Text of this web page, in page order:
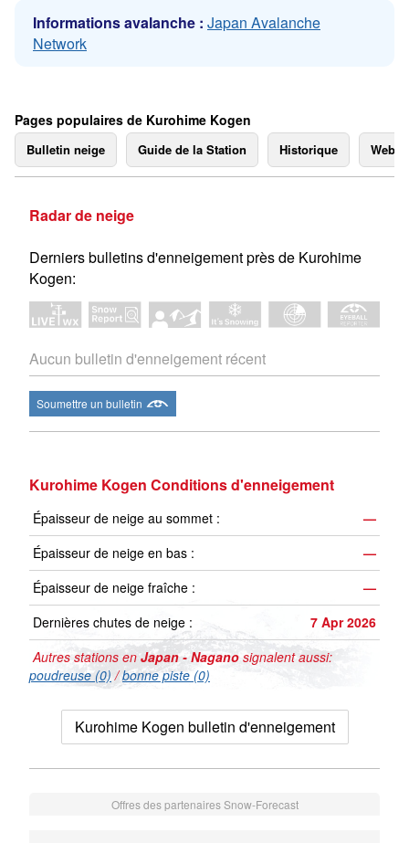
Informations avalanche : Japan Avalanche
Network
Pages populaires de Kurohime Kogen
Bulletin neige Guide de la Station Historique
Radar de neige
Derniers bulletins d'enneigement près de Kurohime
Kogen:
Aucun bulletin d'enneigement récent
Soumettre un bulletin
Kurohime Kogen Conditions d'enneigement
Épaisseur de neige au sommet :
—
Épaisseur de neige en bas :
—
Épaisseur de neige fraîche :
—
Dernières chutes de neige :
7 Apr 2026
Autres stations en Japan - Nagano signalent aussi:
poudreuse (0) /bonne piste (0)
Kurohime Kogen bulletin d'enneigement
Offres des partenaires Snow-Forecast